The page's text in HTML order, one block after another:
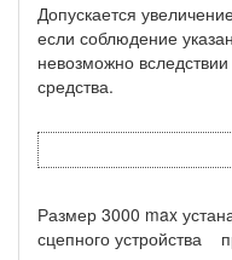
Допускается
если соблюдение
невозможно
средства.
Размер 3000 max
сцепного устройства